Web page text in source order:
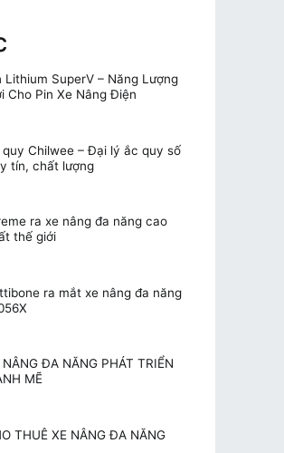
Lithium SuperV – Năng Lượng
Cho Pin Xe Nâng Điện
quy Chilwee – Đại lý ắc quy số
tín, chất lượng
ra xe nâng đa năng cao
thế giới
ra mắt xe nâng đa năng
NÂNG ĐA NĂNG PHÁT TRIỂN
MẼ
THUÊ XE NÂNG ĐA NĂNG